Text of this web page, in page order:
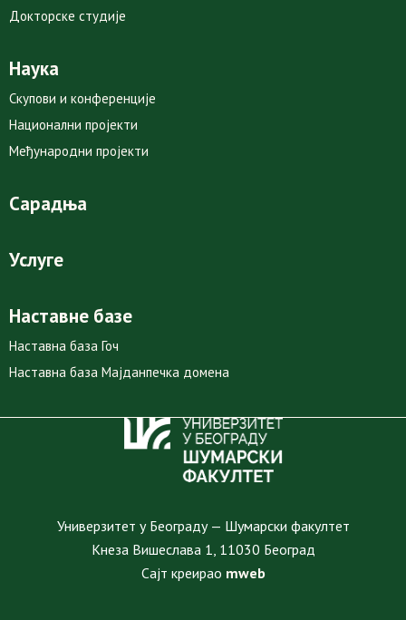
Докторске студије
Наука
Скупови и конференције
Национални пројекти
Међународни пројекти
Сарадња
Услуге
Наставне базе
Наставна база Гоч
Наставна база Мајданпечка домена
Универзитет у Београду — Шумарски факултет
Кнеза Вишеслава 1, 11030 Београд
Сајт креирао mweb